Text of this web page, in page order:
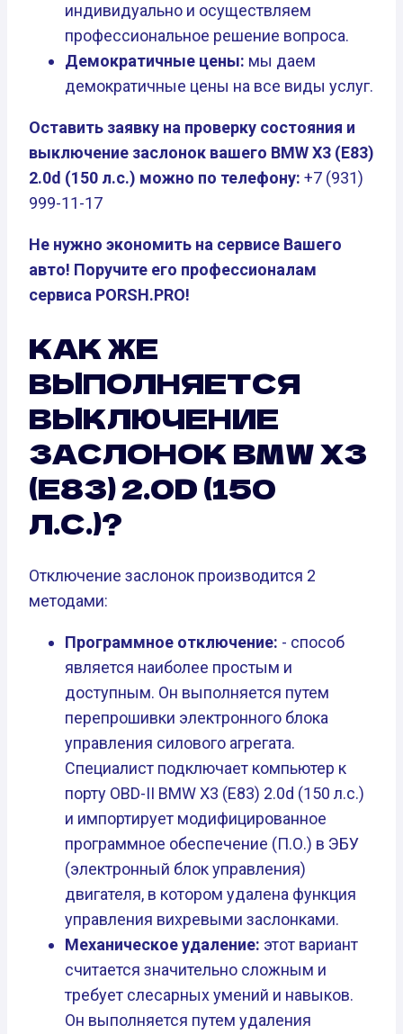
индивидуально и осуществляем
профессиональное решение вопроса.
Демократичные цены: мы даем
демократичные цены на все виды услуг.
Оставить заявку на проверку состояния и
выключение заслонок вашего BMW X3 (E83)
2.0d (150 л.с.) можно по телефону: +7 (931)
999-11-17
Не нужно экономить на сервисе Вашего
авто! Поручите его профессионалам
сервиса PORSH.PRO!
КАК ЖЕ
ВЫПОЛНЯЕТСЯ
ВЫКЛЮЧЕНИЕ
ЗАСЛОНОК BMW X3
(E83) 2.0D (150
Л.С.)?
Отключение заслонок производится 2
методами:
Программное отключение: - способ
является наиболее простым и
доступным. Он выполняется путем
перепрошивки электронного блока
управления силового агрегата.
Специалист подключает компьютер к
порту OBD-II BMW X3 (E83) 2.0d (150 л.с.)
и импортирует модифицированное
программное обеспечение (П.О.) в ЭБУ
(электронный блок управления)
двигателя, в котором удалена функция
управления вихревыми заслонками.
Механическое удаление: этот вариант
считается значительно сложным и
требует слесарных умений и навыков.
Он выполняется путем удаления